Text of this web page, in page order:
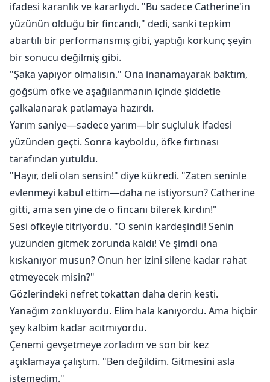
ve kıyafetlerini çıkardım.
Bu pervasızdı. Aptalcaydı. Tamamen akıl dışıydı.
Ama aynı zamanda: Hayatımın en iyi seksiydi.
Ve, en iyi kararım olduğu ortaya çıktı.
Çünkü tek gecelik ilişkim sadece rastgele biri değil.
Rhys'ten daha zengin, tüm ailemden daha güçlü ve
kesinlikle oynayabileceğimden daha tehlikeli biri.
Ve şimdi, beni bırakmıyor.
ifadesi karanlık ve kararlıydı. "Bu sadece Catherine'in
yüzünün olduğu bir fincandı," dedi, sanki tepkim
abartılı bir performansmış gibi, yaptığı korkunç şeyin
bir sonucu değilmiş gibi.
"Şaka yapıyor olmalısın." Ona inanamayarak baktım,
göğsüm öfke ve aşağılanmanın içinde şiddetle
çalkalanarak patlamaya hazırdı.
Yarım saniye—sadece yarım—bir suçluluk ifadesi
yüzünden geçti. Sonra kayboldu, öfke fırtınası
tarafından yutuldu.
"Hayır, deli olan sensin!" diye kükredi. "Zaten seninle
evlenmeyi kabul ettim—daha ne istiyorsun? Catherine
gitti, ama sen yine de o fincanı bilerek kırdın!"
Sesi öfkeyle titriyordu. "O senin kardeşindi! Senin
yüzünden gitmek zorunda kaldı! Ve şimdi ona
kıskanıyor musun? Onun her izini silene kadar rahat
etmeyecek misin?"
Gözlerindeki nefret tokattan daha derin kesti.
Yanağım zonkluyordu. Elim hala kanıyordu. Ama hiçbir
şey kalbim kadar acıtmıyordu.
Çenemi gevşetmeye zorladım ve son bir kez
açıklamaya çalıştım. "Ben değildim. Gitmesini asla
istemedim."